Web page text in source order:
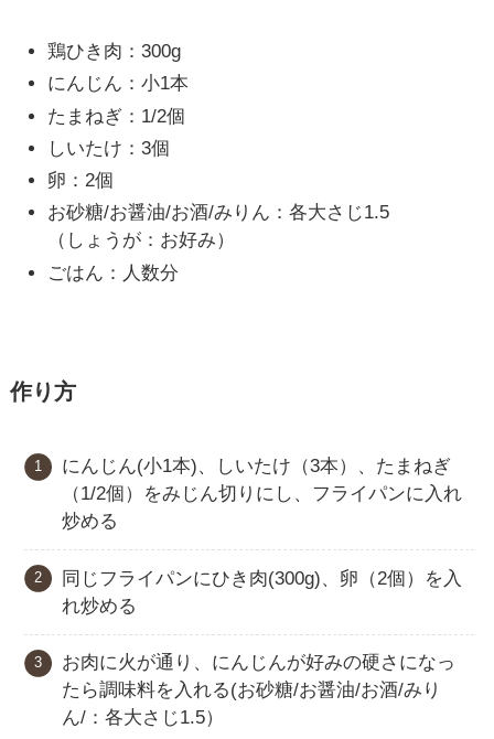
鶏ひき肉：300g
にんじん：小1本
たまねぎ：1/2個
しいたけ：3個
卵：2個
お砂糖/お醤油/お酒/みりん：各大さじ1.5
（しょうが：お好み）
ごはん：人数分
作り方
にんじん(小1本)、しいたけ（3本）、たまねぎ
（1/2個）をみじん切りにし、フライパンに入れ
炒める
同じフライパンにひき肉(300g)、卵（2個）を入
れ炒める
お肉に火が通り、にんじんが好みの硬さになっ
たら調味料を入れる(お砂糖/お醤油/お酒/みり
ん/：各大さじ1.5）